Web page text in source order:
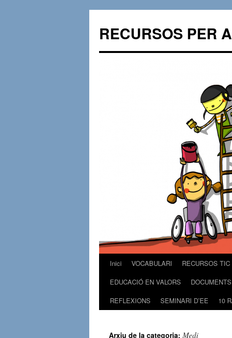
RECURSOS PER
Vés
contingut
Inici VOCABULARI RECURSOS TIC
EDUCACIÓ EN VALORS
DOCUMENTS
REFLEXIONS
SEMINARI D’EE 10
Arxiu de la categoria: Medi